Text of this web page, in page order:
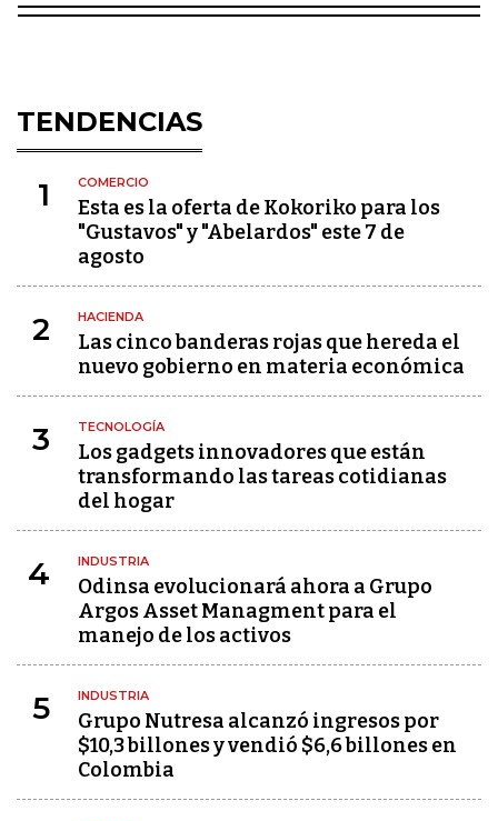
TENDENCIAS
1 COMERCIO
Esta es la oferta de Kokoriko para los
"Gustavos" y "Abelardos" este 7 de
agosto
2 HACIENDA
Las cinco banderas rojas que hereda el
nuevo gobierno en materia económica
3 TECNOLOGÍA
Los gadgets innovadores que están
transformando las tareas cotidianas
del hogar
4 INDUSTRIA
Odinsa evolucionará ahora a Grupo
Argos Asset Managment para el
manejo de los activos
5 INDUSTRIA
Grupo Nutresa alcanzó ingresos por
$10,3 billones y vendió $6,6 billones en
Colombia